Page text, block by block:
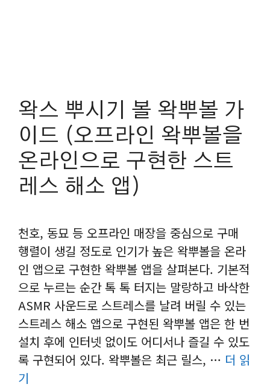
왁스 뿌시기 볼 왁뿌볼 가
이드 (오프라인 왁뿌볼을
온라인으로 구현한 스트
레스 해소 앱)
천호, 동묘 등 오프라인 매장을 중심으로 구매
행렬이 생길 정도로 인기가 높은 왁뿌볼을 온라
인 앱으로 구현한 왁뿌볼 앱을 살펴본다. 기본적
으로 누르는 순간 톡 톡 터지는 말랑하고 바삭한
ASMR 사운드로 스트레스를 날려 버릴 수 있는
스트레스 해소 앱으로 구현된 왁뿌볼 앱은 한 번
설치 후에 인터넷 없이도 어디서나 즐길 수 있도
록 구현되어 있다. 왁뿌볼은 최근 릴스, … 더 읽
기